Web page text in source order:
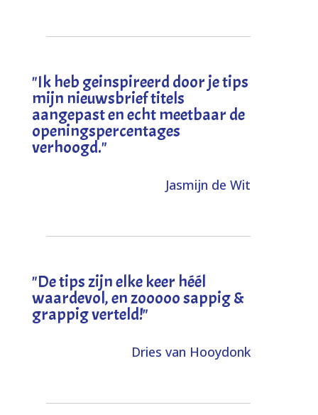
"Ik heb geinspireerd door je tips
mijn nieuwsbrief titels
aangepast en echt meetbaar de
openingspercentages
verhoogd."
Jasmijn de Wit
"De tips zijn elke keer héél
waardevol, en zooooo sappig &
grappig verteld!"
Dries van Hooydonk